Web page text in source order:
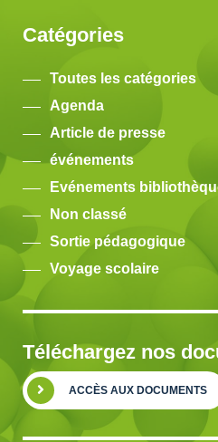
Catégories
Toutes les catégories
Agenda
Article de presse
événements
Evénements
Non classé
Sortie pédagogique
Voyage scolaire
Téléchargez nos
ACCÈS AUX DOCUMENTS